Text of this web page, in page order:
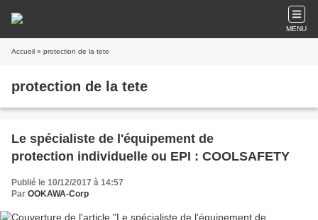
MENU
Accueil » protection de la tete
protection de la tete
Le spécialiste de l'équipement de
protection individuelle ou EPI : COOLSAFETY
Publié le 10/12/2017 à 14:57
Par OOKAWA-Corp